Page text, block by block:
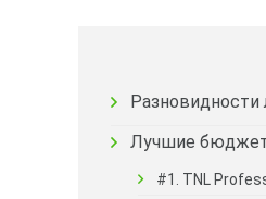
Разновидности
Лучшие
#1. TNL